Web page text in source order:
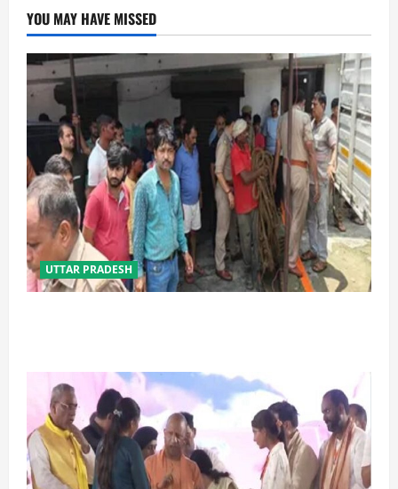
YOU MAY HAVE MISSED
UTTAR PRADESH